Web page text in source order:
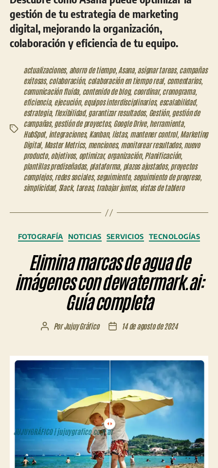
gestión de tu estrategia de marketing
digital, mejorando la organización,
colaboración y eficiencia de tu equipo.
Etiquetas
actualizaciones, ahorro de tiempo, Asana, asignar tareas, campañas
exitosas, colaboración, colaboración en tiempo real, comentarios,
comunicación fluida, contenido de blog, coordinar,cronograma,
eficiencia, ejecución, equipos interdisciplinarios, escalabilidad,
estrategia, flexibilidad, garantizar resultados, Gestión, gestión de
campañas, gestión de proyectos, Google Drive, herramienta,
HubSpot, integraciones, Kanban, listas, mantener control, Marketing
Digital, Master Metrics, menciones, monitorear resultados, nuevo
producto, objetivos, optimizar,organización, Planificación,
plantillas prediseñadas, plataforma, plazos ajustados, proyectos
complejos, redes sociales, seguimiento, seguimiento de progreso,
simplicidad, Slack, tareas, trabajar juntos, vistas de tablero
Categorías
FOTOGRAFÍA NOTICIAS SERVICIOS TECNOLOGÍAS
Elimina marcas de agua de
imágenes con dewatermark.ai:
Guía completa
Autor
entrada
PorJujuy Gráfico
Fecha
entrada
14 de agosto de 2024